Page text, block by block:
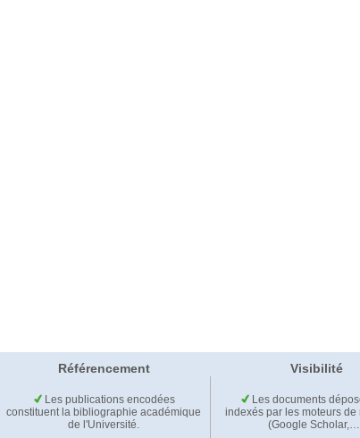
Référencement Visibilité
Les publications encodées
constituent la bibliographie académique
de l'Université.
Les documents
indexés par les moteurs de
(Google